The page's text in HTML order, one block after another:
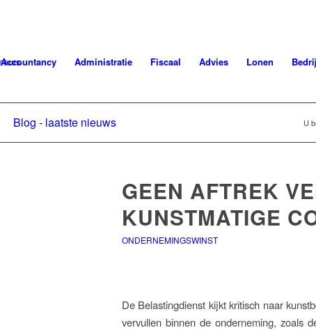
Accountancy Administratie Fiscaal Advies Lonen
Blog - laatste nieuws U
GEEN AFTREK
KUNSTMATIGE
ONDERNEMINGSWINST
De Belastingdienst kijkt kritisch naar
vervullen binnen de onderneming, zoals